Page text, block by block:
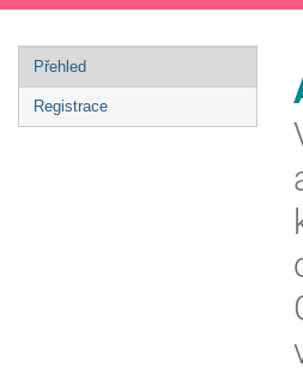
Event
menu
Přehled
Registrace